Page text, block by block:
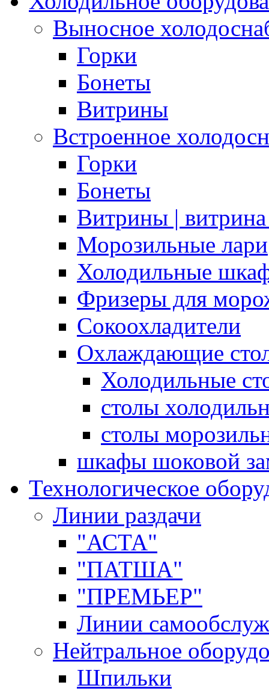
Выносное
Горки
Бонеты
Витрины
Встроенное
Горки
Бонеты
Витрины | витрина
Морозильные лари
Холодильные
Фризеры для
Сокоохладители
Охлаждающие
Холодильные
столы
столы
шкафы шоковой
Технологическое
Линии раздачи
"АСТА"
"ПАТША"
"ПРЕМЬЕР"
Линии
Нейтральное
Шпильки